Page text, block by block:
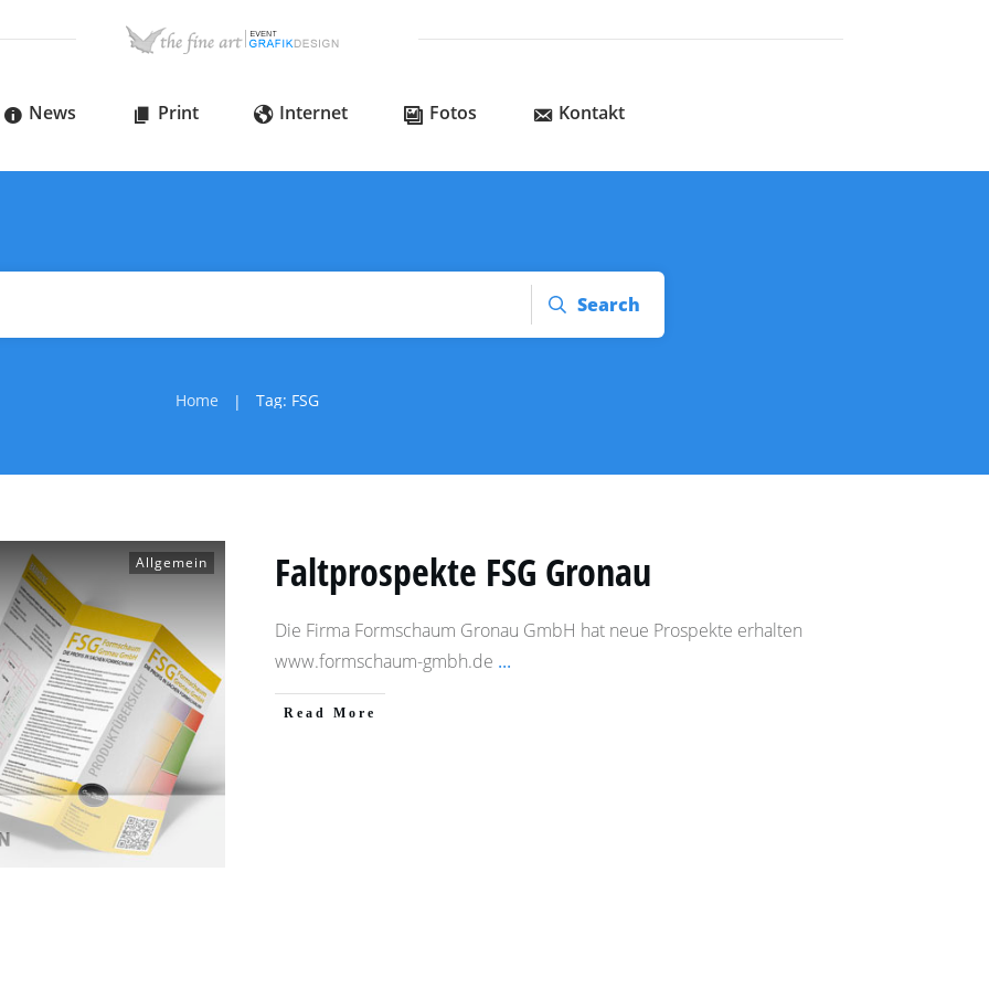
News Print Internet Fotos Kontakt
Search
Home | Tag: FSG
Allgemein Faltprospekte FSG Gronau
Die Firma Formschaum Gronau GmbH hat neue Prospekte erhalten
www.formschaum-gmbh.de ...
​Read More